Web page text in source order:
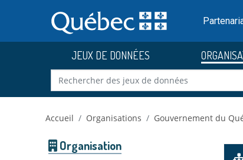
au
contenu
JEUX DE DONNÉES
Accueil Organisations Gouvernement du
Organisation